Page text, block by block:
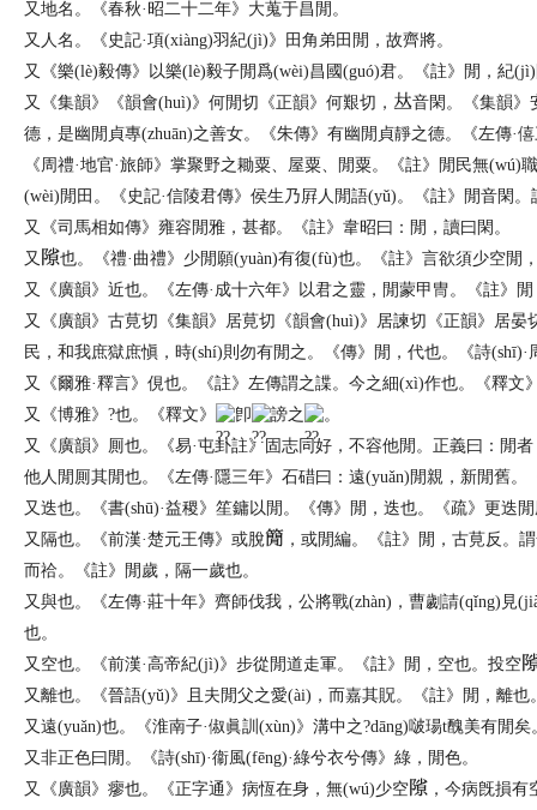
又地名。《春秋·昭二十二年》大蒐于昌閒。
又 人名。《史記·項(xiàng)羽紀(jì)》田角弟田閒，故齊將。
又
《樂(lè)毅傳》以樂(lè)毅子閒爲(wèi)昌國(guó)君。《註》閒，紀
又
《集韻》《韻會(huì)》何閒切《正韻》何艱切，
音閑。《集韻》
德，是幽閒貞專(zhuān)之善女。《朱傳》有幽閒貞靜之德。《左傳·
《周禮·地官·旅師》掌聚野之耡粟、屋粟、閒粟。《註》閒民無(wú)
(wèi)閒田。《史記·信陵君傳》侯生乃屛人閒語(yǔ)。《註》閒音閑。
又
《司馬相如傳》雍容閒雅，甚都。《註》韋昭曰：閒，讀曰閑。
又
也。《禮·曲禮》少閒願(yuàn)有復(fù)也。《註》言欲須少空閒
又
《廣韻》近也。《左傳·成十六年》以君之靈，閒蒙甲冑。《註》
又
《廣韻》古莧切《集韻》居莧切《韻會(huì)》居諫切《正韻》居晏
民，和我庶獄庶愼，時(shí)則勿有閒之。《傳》閒，代也。《詩
又
《爾雅·釋言》俔也。《註》左傳謂之諜。今之細(xì)作也。《釋文
又
《博雅》?也。《釋文》 卽 謗之
。
又
《廣韻》厠也。《易·屯卦註》固志同好，不容他閒。正義曰：閒
他人閒厠其閒也。《左傳·隱三年》石碏曰：遠(yuǎn)閒親，新閒舊。
又迭也。《書(shū)·益稷》笙鏞以閒。《傳》閒，迭也。《疏》更迭
又 隔也。《前漢·楚元王傳》或脫
，或閒編。《註》閒，古莧反。
而祫。《註》閒歲，隔一歲也。
又與也。《左傳·莊十年》齊師伐我，公將戰(zhàn)，曹劌請(qǐng)見
也。
又 空也。《前漢·高帝紀(jì)》步從閒道走軍。《註》閒，空也。投空
又離也。《晉語(yǔ)》且夫閒父之愛(ài)，而嘉其貺。《註》閒，離也
又遠(yuǎn)也。《淮南子·俶眞訓(xùn)》溝中之?dāng)啵瑒t醜美有閒
又非正色曰閒。《詩(shī)·衞風(fēng)·綠兮衣兮傳》綠，閒色。
又
《廣韻》瘳也。《正字通》病恆在身，無(wú)少空
，今病旣損有